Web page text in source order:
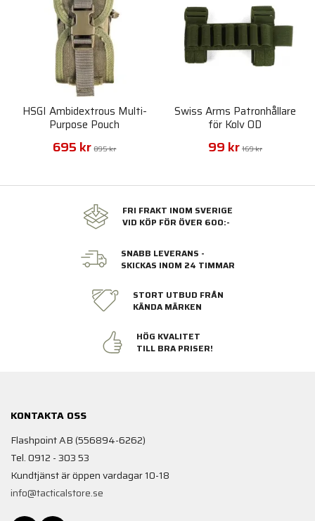
HSGI Ambidextrous Multi-
Purpose Pouch
695 kr 895 kr
Swiss Arms Patronhållare
för Kolv OD
99 kr 169 kr
FRI FRAKT INOM SVERIGE
VID KÖP FÖR ÖVER 600:-
SNABB LEVERANS -
SKICKAS INOM 24 TIMMAR
STORT UTBUD FRÅN
KÄNDA MÄRKEN
HÖG KVALITET
TILL BRA PRISER!
KONTAKTA OSS
Flashpoint AB (556894-6262)
Tel. 0912 - 303 53
Kundtjänst är öppen vardagar 10-18
info@tacticalstore.se